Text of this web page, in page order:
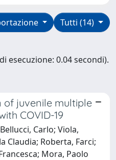
Tutti (14)
esecuzione: 0.04 secondi).
juvenile multiple
COVID-19
Carlo; Viola,
Claudia; Roberta, Farci;
Mora, Paolo